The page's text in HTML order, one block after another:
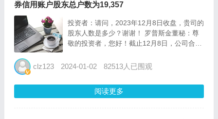
券信用账户股东总户数为19,357
投资者：请问，2023年12月8日收盘，贵司的
股东人数是多少？谢谢！ 罗普斯金董秘：尊
敬的投资者，您好！截止12月8日，公司合并
19,357。感谢关注！ 投资者：请问贵公司截
金...
clz123 2024-01-02 82513人已围观
阅读更多